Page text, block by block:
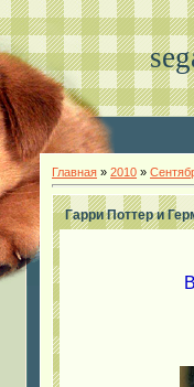
Главная » 2010 »
Гарри Поттер и